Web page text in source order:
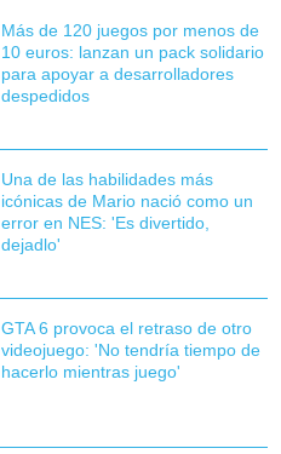
Más de 120 juegos por menos de
10 euros: lanzan un pack solidario
para apoyar a desarrolladores
despedidos
Una de las habilidades más
icónicas de Mario nació como un
error en NES: 'Es divertido,
dejadlo'
GTA 6 provoca el retraso de otro
videojuego: 'No tendría tiempo de
hacerlo mientras juego'